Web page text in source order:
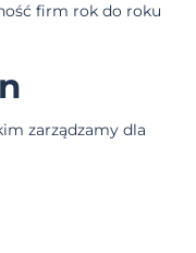
firm rok do roku
zarządzamy dla